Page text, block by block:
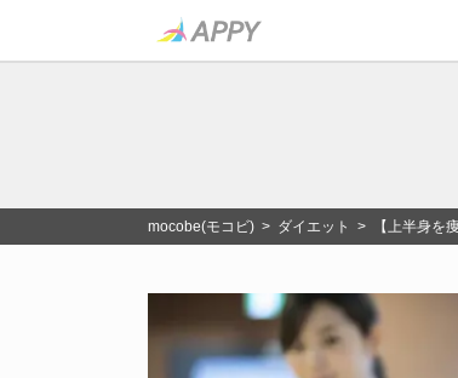
mocobe(モコビ) > ダイエット > 【上半身を